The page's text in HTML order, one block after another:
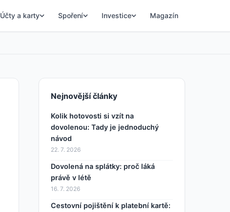
Účty a karty Spoření Investice Magazín
Nejnovější články
Kolik hotovosti si vzít na
dovolenou: Tady je jednoduchý
návod
22. 7. 2026
Dovolená na splátky: proč láká
právě v létě
16. 7. 2026
Cestovní pojištění k platební kartě: